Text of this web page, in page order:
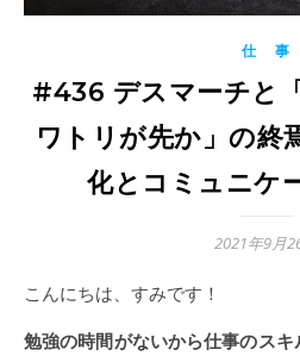
仕 事
#436 デスマーチと
ワトリが先か」の終
化とコミュニケ
2021年9月
こんにちは、すみです！
勉強の時間がないから仕事のス